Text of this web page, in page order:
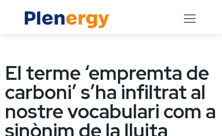
El terme ‘empremta de
carboni’ s’ha infiltrat al
nostre vocabulari com a
sinònim de la lluita